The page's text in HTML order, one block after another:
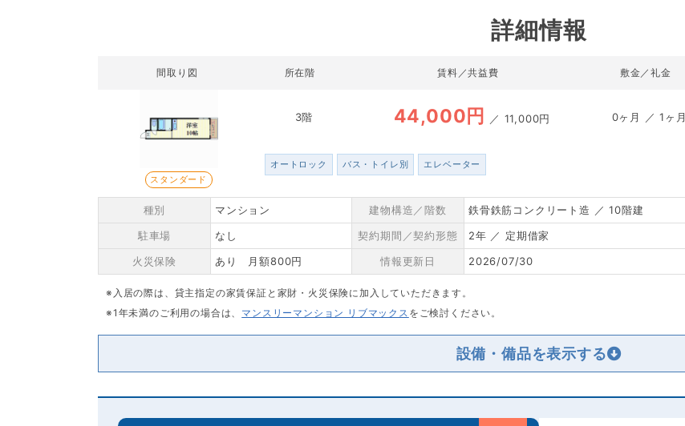
詳細情報
間取り図 所在階 賃料／共益費 敷金／礼金
スタンダード
3階 44,000円 ／ 11,000円 0ヶ月 ／ 1ヶ月
オートロック バス・トイレ別 エレベーター
種別 マンション 建物構造／階数 鉄骨鉄筋コンクリート造 ／ 10階建
駐車場
なし 契約期間／契約形態 2年 ／ 定期借家
火災保険
あり 月額800円 情報更新日 2026/07/30
※入居の際は、貸主指定の家賃保証と家財・火災保険に加入していただきます。
※1年未満のご利用の場合は、 マンスリーマンション リブマックス をご検討ください。
設備・備品を